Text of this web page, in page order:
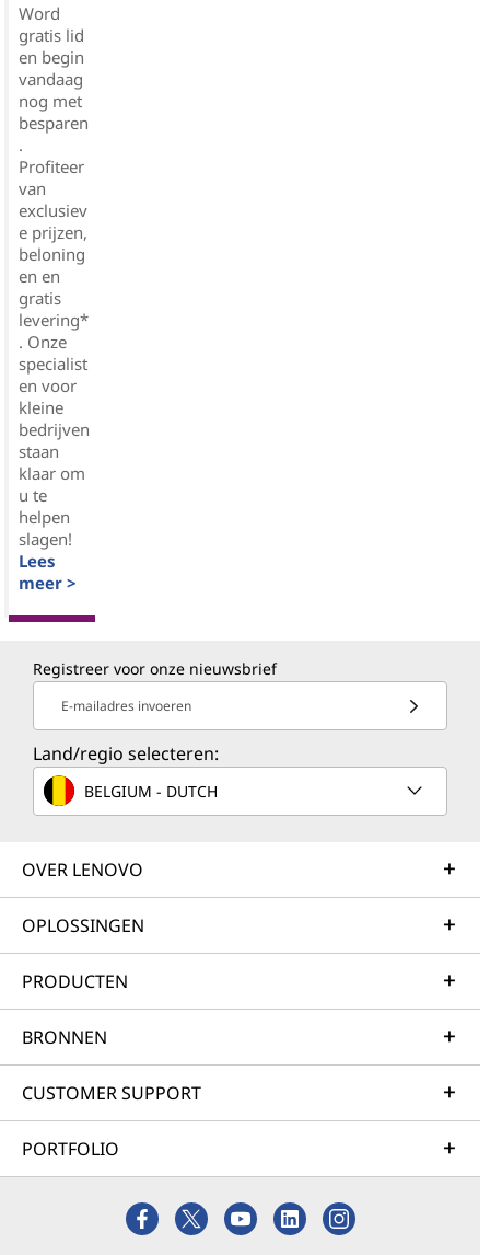
Word
gratis lid
en begin
vandaag
nog met
besparen
.
Profiteer
van
exclusiev
e prijzen,
beloning
en en
gratis
levering*
. Onze
specialist
en voor
kleine
bedrijven
staan
klaar om
u te
helpen
slagen!
Lees
meer >
Registreer voor onze nieuwsbrief
E-mailadres invoeren
Land/regio selecteren:
BELGIUM - DUTCH
OVER LENOVO
OPLOSSINGEN
PRODUCTEN
BRONNEN
CUSTOMER SUPPORT
PORTFOLIO